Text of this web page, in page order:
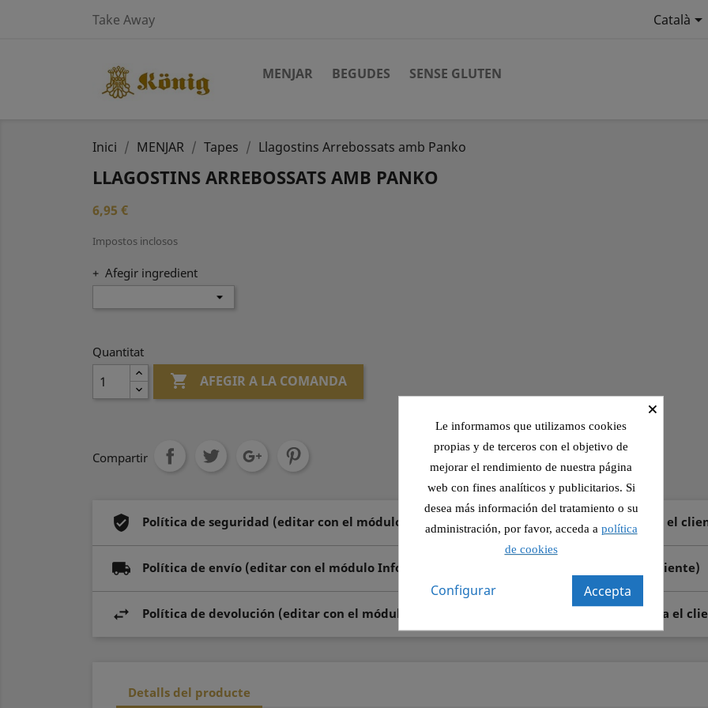
Take Away Català
MENJAR BEGUDES SENSE GLUTEN
Inici MENJAR Tapes Llagostins Arrebossats amb Panko
LLAGOSTINS ARREBOSSATS AMB PANKO
6,95 €
Impostos inclosos
+ Afegir ingredient
Quantitat
 AFEGIR A LA COMANDA
Compartir
Política de seguridad (editar con el módulo Información de seguridad y confianza para el
Política de envío (editar con el módulo Información de seguridad y confianza para el cliente)
Política de devolución (editar con el módulo Información de seguridad y confianza para el
Detalls del producte
×
Le informamos que utilizamos cookies
propias y de terceros con el objetivo de
mejorar el rendimiento de nuestra página
web con fines analíticos y publicitarios. Si
desea más información del tratamiento o su
administración, por favor, acceda a política
de cookies
Accepta
Configurar